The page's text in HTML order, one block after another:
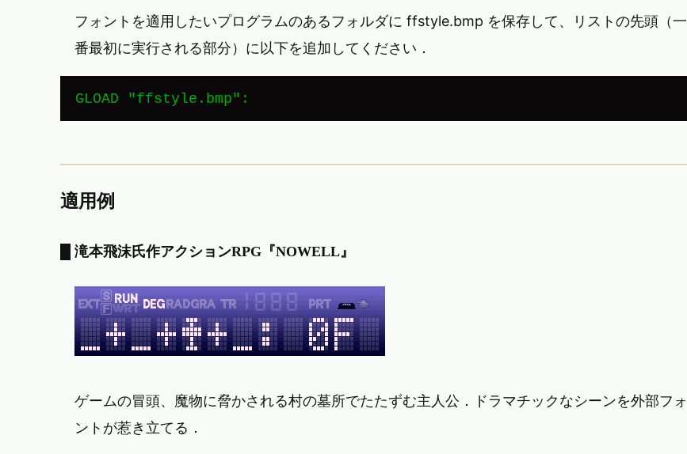
フォントを適用したいプログラムのあるフォルダに ffstyle.bmp を保存して、リストの先頭（一
番最初に実行される部分）に以下を追加してください．
GLOAD "ffstyle.bmp":
適用例
滝本飛沫氏作アクションRPG『NOWELL』
ゲームの冒頭、魔物に脅かされる村の墓所でたたずむ主人公．ドラマチックなシーンを外部フォ
ントが惹き立てる．